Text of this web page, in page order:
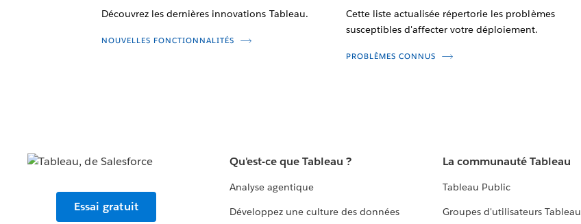
Découvrez les dernières innovations Tableau.
NOUVELLES FONCTIONNALITÉS
Cette liste actualisée répertorie les problèmes
susceptibles d'affecter votre déploiement.
PROBLÈMES CONNUS
Essai gratuit
Qu'est-ce que Tableau ?
Analyse agentique
Développez une culture des données
La communauté Tableau
Tableau Public
Groupes d'utilisateurs Tableau